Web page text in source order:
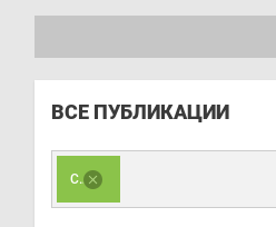
ВСЕ ПУБЛИКАЦИИ
СК